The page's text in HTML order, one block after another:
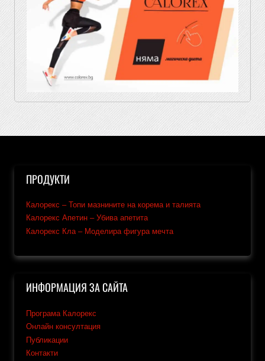
ПРОДУКТИ
Калорекс – Топи мазнините на корема и талията
Калорекс Апетин – Убива апетита
Калорекс Кла – Моделира фигура мечта
ИНФОРМАЦИЯ ЗА САЙТА
Програма Калорекс
Онлайн консултация
Публикации
Контакти